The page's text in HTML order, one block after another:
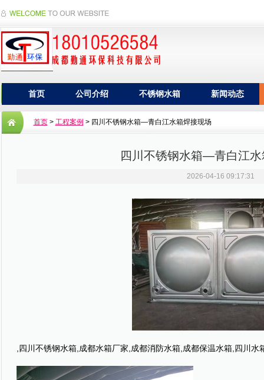
首页 公司介绍 不锈钢水箱 新闻动态
首页> 工程案例 > 四川不锈钢水箱—青白江水箱焊接现场
四川不锈钢水箱—青白江
2026-04-16 09:17:31
,四川不锈钢水箱,成都水箱厂家,成都消防水箱,成都保温水箱,四川水